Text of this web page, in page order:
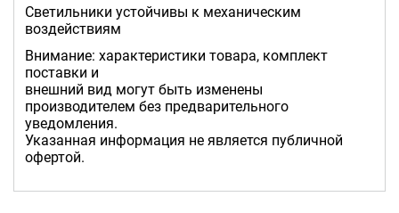
Светильники устойчивы к механическим
воздействиям
Внимание: характеристики товара, комплект
поставки и
внешний вид могут быть изменены
производителем без предварительного
уведомления.
Указанная информация не является публичной
офертой.